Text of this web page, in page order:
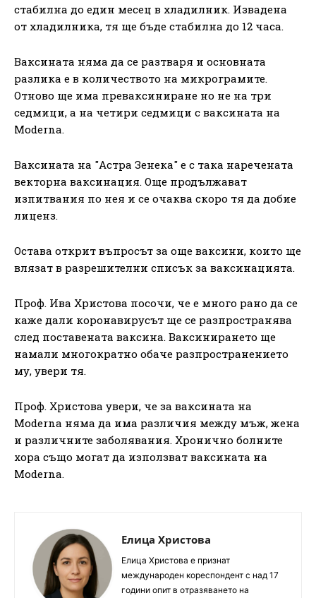
стабилна до един месец в хладилник. Извадена
от хладилника, тя ще бъде стабилна до 12 часа.
Ваксината няма да се разтваря и основната
разлика е в количеството на микрограмите.
Отново ще има преваксиниране но не на три
седмици, а на четири седмици с ваксината на
Moderna.
Ваксината на "Астра Зенека" е с така наречената
векторна ваксинация. Още продължават
изпитвания по нея и се очаква скоро тя да добие
лиценз.
Остава открит въпросът за още ваксини, които ще
влязат в разрешителни списък за ваксинацията.
Проф. Ива Христова посочи, че е много рано да се
каже дали коронавирусът ще се разпространява
след поставената ваксина. Ваксинирането ще
намали многократно обаче разпространението
му, увери тя.
Проф. Христова увери, че за ваксината на
Moderna няма да има различия между мъж, жена
и различните заболявания. Хронично болните
хора също могат да използват ваксината на
Moderna.
Елица Христова
Елица Христова е признат
международен кореспондент с над 17
години опит в отразяването на